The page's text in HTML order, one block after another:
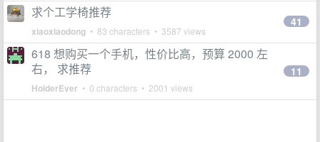
求个工学椅推荐
xiaoxiaodong • 83 characters • 3587 views
41
618 想购买一个手机，性价比高，预算 2000 左
右， 求推荐
HolderEver • 0 characters • 2001 views
11